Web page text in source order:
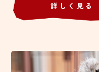
詳しく見る